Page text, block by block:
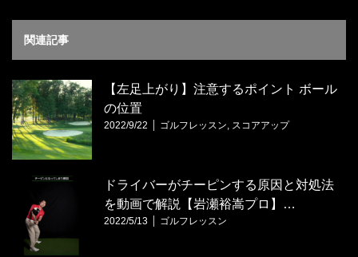
関連記事
【左足上がり】注意するポイント ボール
の位置
2022/9/22 ゴルフレッスン, スコアアップ
ドライバーがチーピンする原因と対処法
を動画で解説【岩瀬裕嵩プロ】…
2022/5/13 ゴルフレッスン